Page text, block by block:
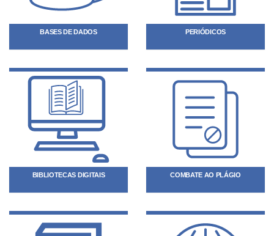
BASES DE DADOS PERIÓDICOS
BIBLIOTECAS DIGITAIS COMBATE AO PLÁGIO